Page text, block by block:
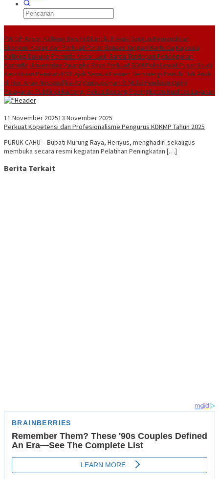
PW GP Ansor Kalteng Resmi Dilantik, Fokus Bangun Kemandirian
Ekonomi Kader dan Perkuat Peran Banser Tangani Karhutla Kapolda
Kalteng Dukung Pemuda Ansor Jadi Garda Terdepan Pencegahan
Karhutla Universitas Palangka Raya Perkuat SDM Polri Lewat Pusat Studi
Kepolisian Pemkab HST Ajak Semua Elemen Bersinergi Penuhi Hak Anak
di Hari Anak Nasional ke-42 Ombudsman RI Mulai Penilaian Opini
Pelayanan Publik di Kalteng, Fokus Dorong Peningkatan Kualitas Layanan
11 November 202513 November 2025
Perkuat Kopetensi dan Profesionalisme Pengurus KDKMP Tahun 2025
PURUK CAHU – Bupati Murung Raya, Heriyus, menghadiri sekaligus
membuka secara resmi kegiatan Pelatihan Peningkatan […]
Berita Terkait